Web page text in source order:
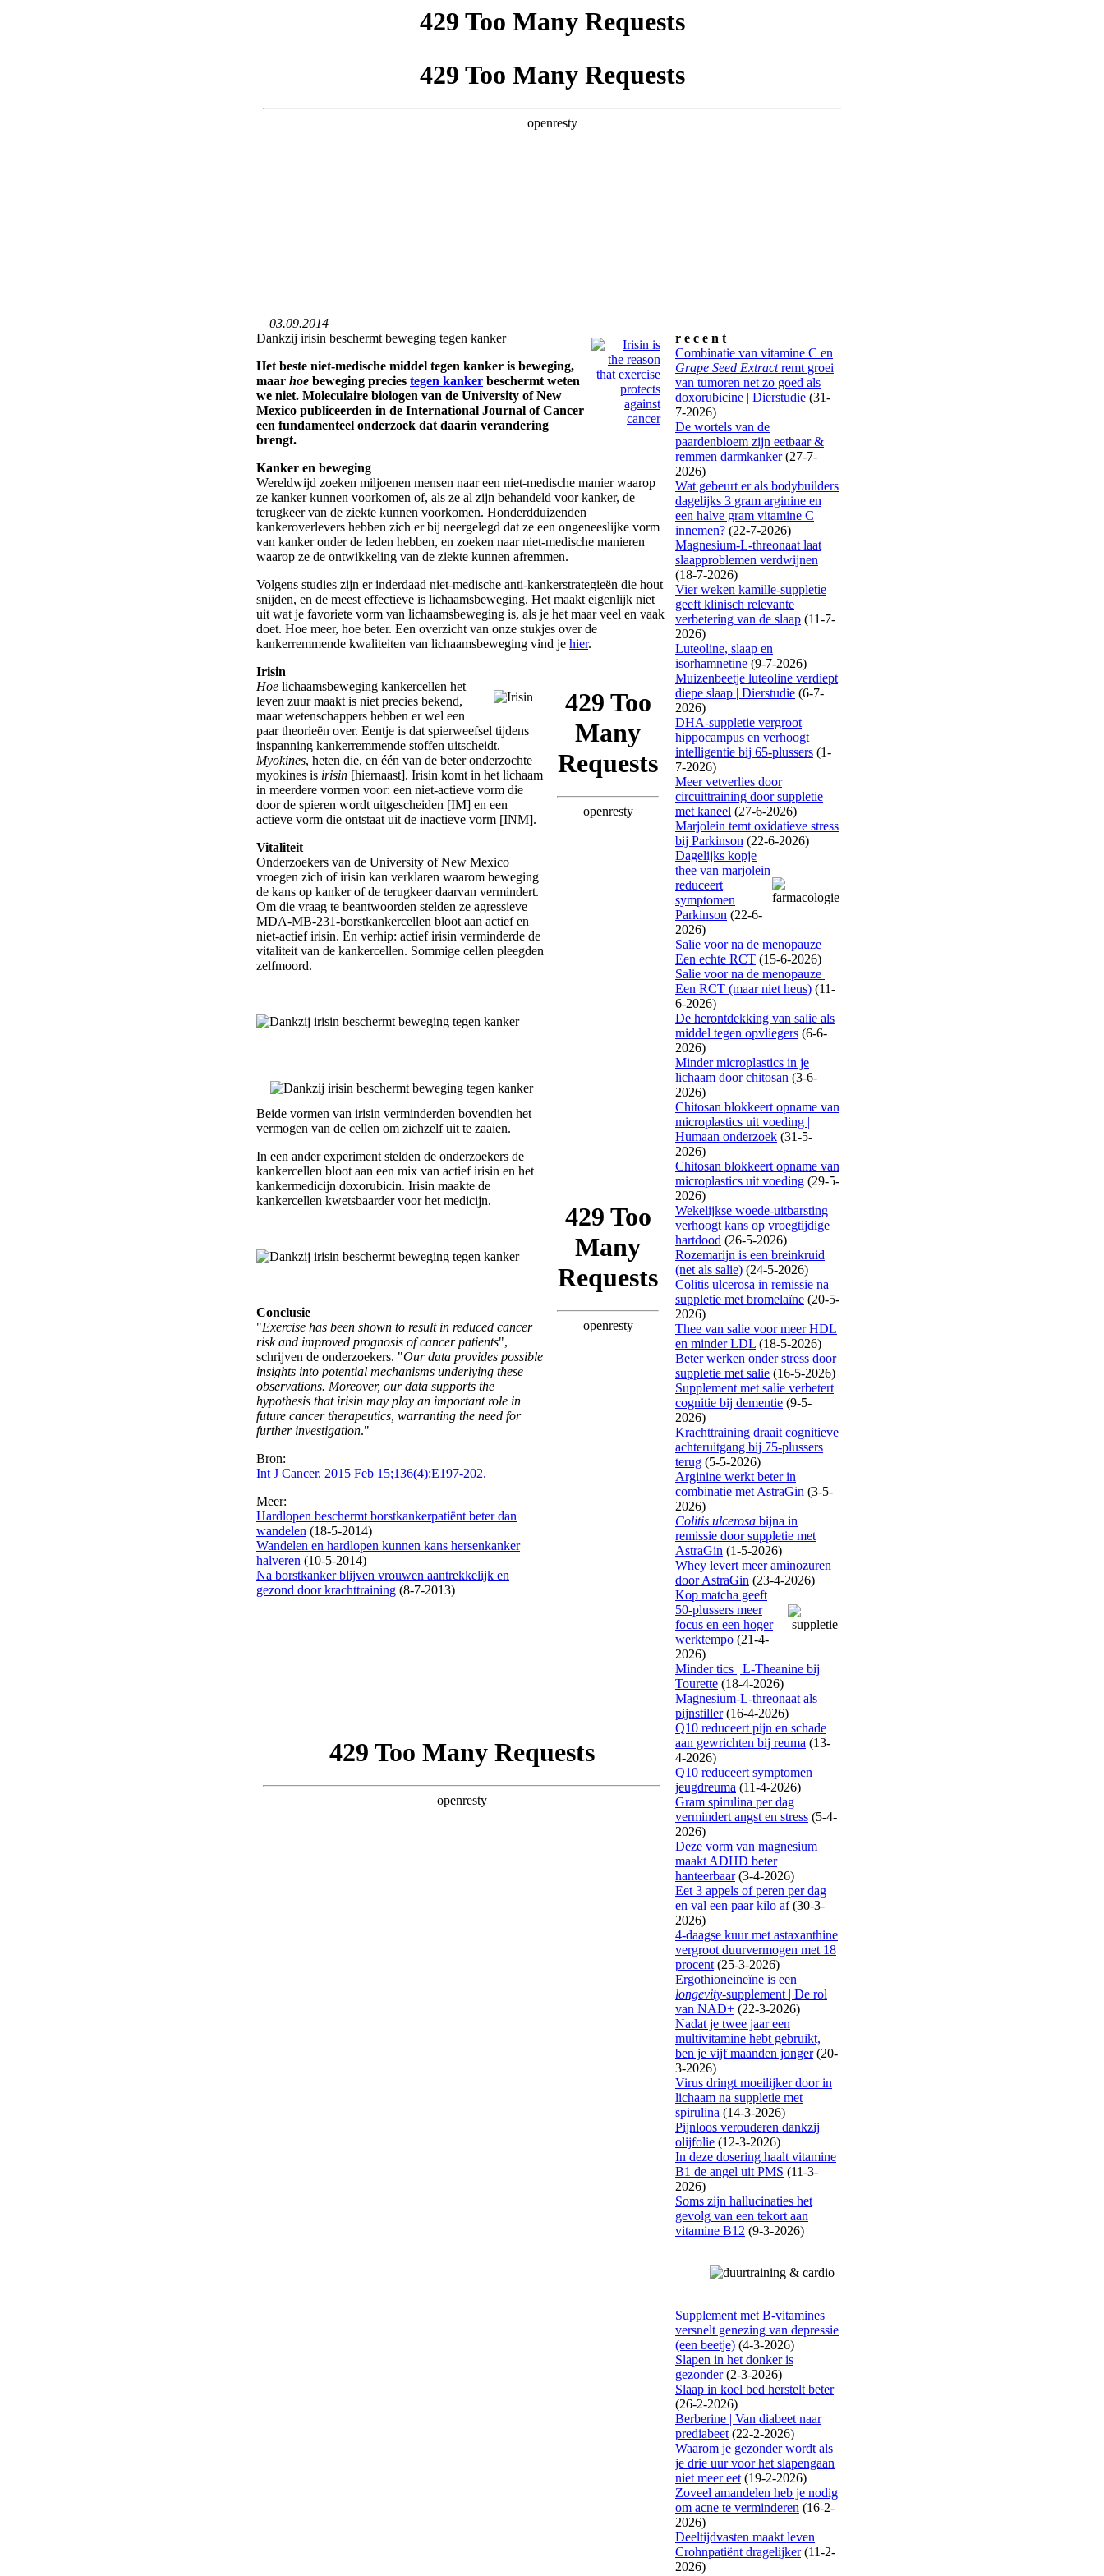
03.09.2014
Dankzij irisin beschermt beweging tegen kanker
Het beste niet-medische middel tegen kanker is beweging,
maar hoe beweging precies tegen kanker beschermt weten
we niet. Moleculaire biologen van de University of New
Mexico publiceerden in de International Journal of Cancer
een fundamenteel onderzoek dat daarin verandering
brengt.
Kanker en beweging
Wereldwijd zoeken miljoenen mensen naar een niet-medische manier waarop
ze kanker kunnen voorkomen of, als ze al zijn behandeld voor kanker, de
terugkeer van de ziekte kunnen voorkomen. Honderdduizenden
kankeroverlevers hebben zich er bij neergelegd dat ze een ongeneeslijke vorm
van kanker onder de leden hebben, en zoeken naar niet-medische manieren
waarop ze de ontwikkeling van de ziekte kunnen afremmen.
Volgens studies zijn er inderdaad niet-medische anti-kankerstrategieën die hout
snijden, en de meest effectieve is lichaamsbeweging. Het maakt eigenlijk niet
uit wat je favoriete vorm van lichaamsbeweging is, als je het maar veel en vaak
doet. Hoe meer, hoe beter. Een overzicht van onze stukjes over de
kankerremmende kwaliteiten van lichaamsbeweging vind je hier.
Irisin
Hoe lichaamsbeweging kankercellen het
leven zuur maakt is niet precies bekend,
maar wetenschappers hebben er wel een
paar theorieën over. Eentje is dat spierweefsel tijdens
inspanning kankerremmende stoffen uitscheidt.
Myokines, heten die, en één van de beter onderzochte
myokines is irisin [hiernaast]. Irisin komt in het lichaam
in meerdere vormen voor: een niet-actieve vorm die
door de spieren wordt uitgescheiden [IM] en een
actieve vorm die ontstaat uit de inactieve vorm [INM].
Vitaliteit
Onderzoekers van de University of New Mexico
vroegen zich of irisin kan verklaren waarom beweging
de kans op kanker of de terugkeer daarvan vermindert.
Om die vraag te beantwoorden stelden ze agressieve
MDA-MB-231-borstkankercellen bloot aan actief en
niet-actief irisin. En verhip: actief irisin verminderde de
vitaliteit van de kankercellen. Sommige cellen pleegden
zelfmoord.
Beide vormen van irisin verminderden bovendien het
vermogen van de cellen om zichzelf uit te zaaien.
In een ander experiment stelden de onderzoekers de
kankercellen bloot aan een mix van actief irisin en het
kankermedicijn doxorubicin. Irisin maakte de
kankercellen kwetsbaarder voor het medicijn.
Conclusie
"Exercise has been shown to result in reduced cancer
risk and improved prognosis of cancer patients",
schrijven de onderzoekers. "Our data provides possible
insights into potential mechanisms underlying these
observations. Moreover, our data supports the
hypothesis that irisin may play an important role in
future cancer therapeutics, warranting the need for
further investigation."
Bron:
Int J Cancer. 2015 Feb 15;136(4):E197-202.
Meer:
Hardlopen beschermt borstkankerpatiënt beter dan
wandelen (18-5-2014)
Wandelen en hardlopen kunnen kans hersenkanker
halveren (10-5-2014)
Na borstkanker blijven vrouwen aantrekkelijk en
gezond door krachttraining (8-7-2013)